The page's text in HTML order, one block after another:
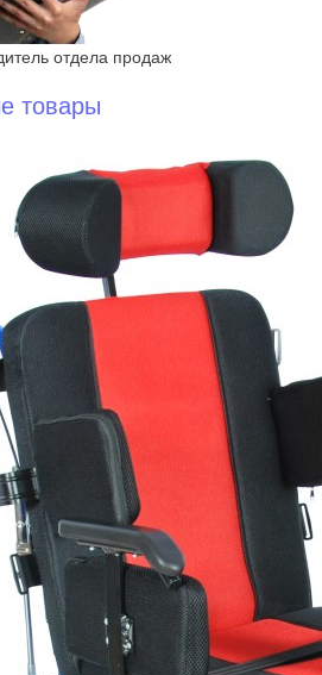
отдела продаж
товары